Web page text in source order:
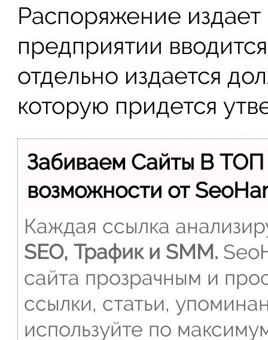
Распоряжение
предприятии
отдельно издается
которую придется
Забиваем Сайты В
возможности от
Каждая ссылка
SEO, Трафик и SMM.
сайта прозрачным и
ссылки, статьи,
используйте по